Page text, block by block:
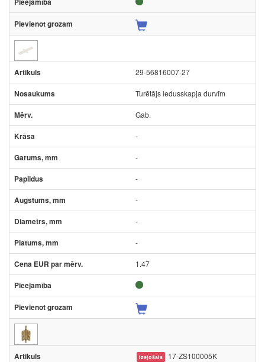
29-56816007-27
Turētājs ledusskapja durvīm
Gab.
-
-
-
-
-
-
1.47
izejošais 17-ZS100005K